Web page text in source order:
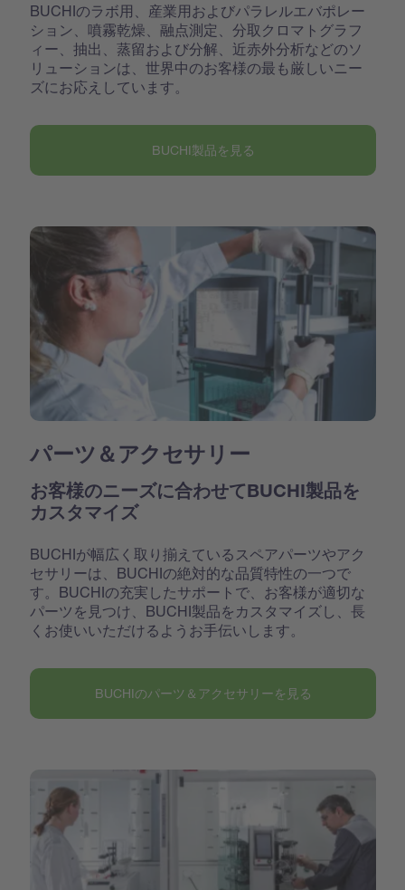
BUCHIのラボ用、産業用およびパラレルエバポレー
ション、噴霧乾燥、融点測定、分取クロマトグラフ
ィー、抽出、蒸留および分解、近赤外分析などのソ
リューションは、世界中のお客様の最も厳しいニー
ズにお応えしています。
BUCHI製品を見る
パーツ＆アクセサリー
お客様のニーズに合わせてBUCHI製品を
カスタマイズ
BUCHIが幅広く取り揃えているスペアパーツやアク
セサリーは、BUCHIの絶対的な品質特性の一つで
す。BUCHIの充実したサポートで、お客様が適切な
パーツを見つけ、BUCHI製品をカスタマイズし、長
くお使いいただけるようお手伝いします。
BUCHIのパーツ＆アクセサリーを見る